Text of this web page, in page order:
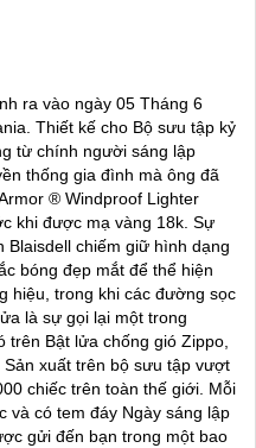
ra vào ngày 05 Tháng 6
Thiết kế cho Bộ sưu tập kỷ
từ chính người sáng lập
thống gia đình mà ông đã
® Windproof Lighter
khi được mạ vàng 18k. Sự
Blaisdell chiếm giữ hình dạng
bóng đẹp mắt để thể hiện
hiệu, trong khi các đường sọc
là sự gọi lại một trong
trên Bật lửa chống gió Zippo,
xuất trên bộ sưu tập vượt
chiếc trên toàn thế giới. Mỗi
và có tem đáy Ngày sáng lập
gửi đến bạn trong một bao